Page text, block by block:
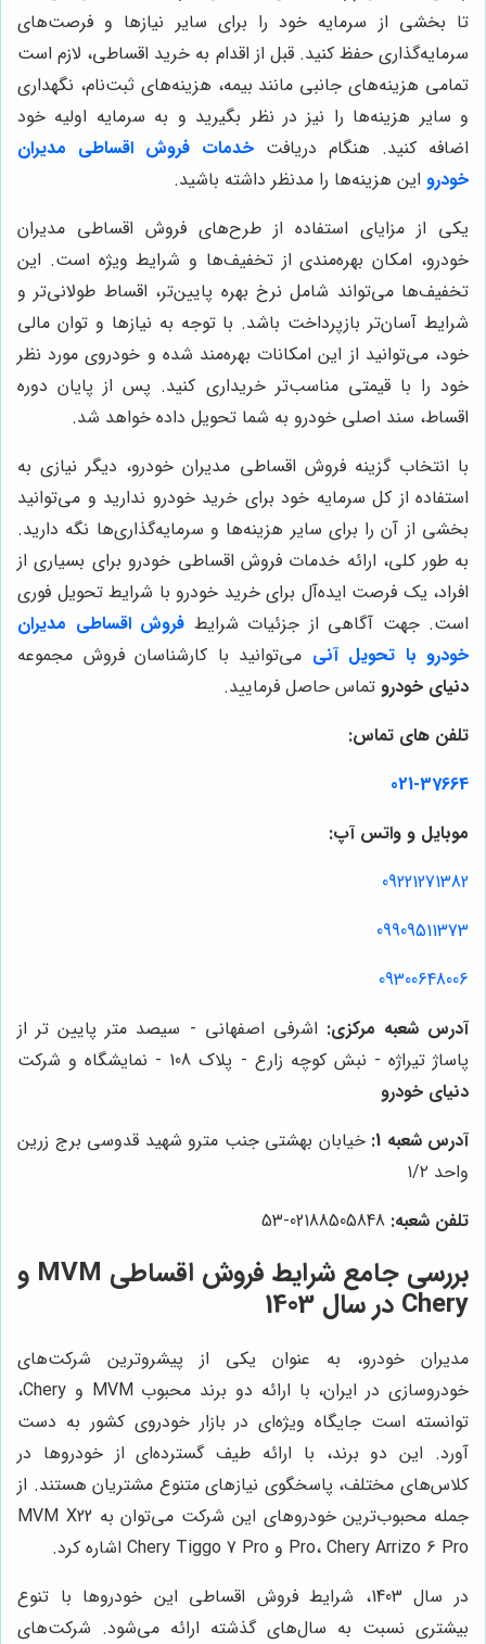
تا بخشی از سرمایه خود را برای سایر نیازها و فرصت‌های
سرمایه‌گذاری حفظ کنید. قبل از اقدام به خرید اقساطی، لازم است
تمامی هزینه‌های جانبی مانند بیمه، هزینه‌های ثبت‌نام، نگهداری
و سایر هزینه‌ها را نیز در نظر بگیرید و به سرمایه اولیه خود
اضافه کنید. هنگام دریافت خدمات فروش اقساطی مدیران
خودرو این هزینه‌ها را مدنظر داشته باشید.
یکی از مزایای استفاده از طرح‌های فروش اقساطی مدیران
خودرو، امکان بهره‌مندی از تخفیف‌ها و شرایط ویژه است. این
تخفیف‌ها می‌تواند شامل نرخ بهره پایین‌تر، اقساط طولانی‌تر و
شرایط آسان‌تر بازپرداخت باشد. با توجه به نیازها و توان مالی
خود، می‌توانید از این امکانات بهره‌مند شده و خودروی مورد نظر
خود را با قیمتی مناسب‌تر خریداری کنید. پس از پایان دوره
اقساط، سند اصلی خودرو به شما تحویل داده خواهد شد.
با انتخاب گزینه فروش اقساطی مدیران خودرو، دیگر نیازی به
استفاده از کل سرمایه خود برای خرید خودرو ندارید و می‌توانید
بخشی از آن را برای سایر هزینه‌ها و سرمایه‌گذاری‌ها نگه دارید.
به طور کلی، ارائه خدمات فروش اقساطی خودرو برای بسیاری از
افراد، یک فرصت ایده‌آل برای خرید خودرو با شرایط تحویل فوری
است. جهت آگاهی از جزئیات شرایط فروش اقساطی مدیران
خودرو با تحویل آنی می‌توانید با کارشناسان فروش مجموعه
دنیای خودرو تماس حاصل فرمایید.
تلفن های تماس:
021-37664
موبایل و واتس آپ:
09221271382
09909511373
09300648006
آدرس شعبه مرکزی: اشرفی اصفهانی - سیصد متر پایین تر از
پاساژ تیراژه - نبش کوچه زارع - پلاک 108 - نمایشگاه و شرکت
دنیای خودرو
آدرس شعبه 1:
خیابان بهشتی جنب مترو شهید قدوسی برج زرین
واحد ۱/۲
تلفن شعبه:
بررسی جامع شرایط فروش اقساطی MVM و
Chery در سال 1403
مدیران خودرو، به عنوان یکی از پیشروترین شرکت‌های
خودروسازی در ایران، با ارائه دو برند محبوب MVM و Chery،
توانسته است جایگاه ویژه‌ای در بازار خودروی کشور به دست
آورد. این دو برند، با ارائه طیف گسترده‌ای از خودروها در
کلاس‌های مختلف، پاسخگوی نیازهای متنوع مشتریان هستند. از
جمله محبوب‌ترین خودروهای این شرکت می‌توان به MVM X22
Pro، Chery Arrizo 6 Pro و Chery Tiggo 7 Pro اشاره کرد.
در سال 1403، شرایط فروش اقساطی این خودروها با تنوع
بیشتری نسبت به سال‌های گذشته ارائه می‌شود. شرکت‌های